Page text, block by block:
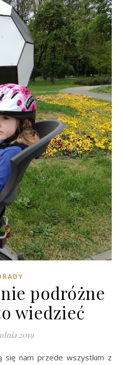
podróżne
wiedzieć
2019